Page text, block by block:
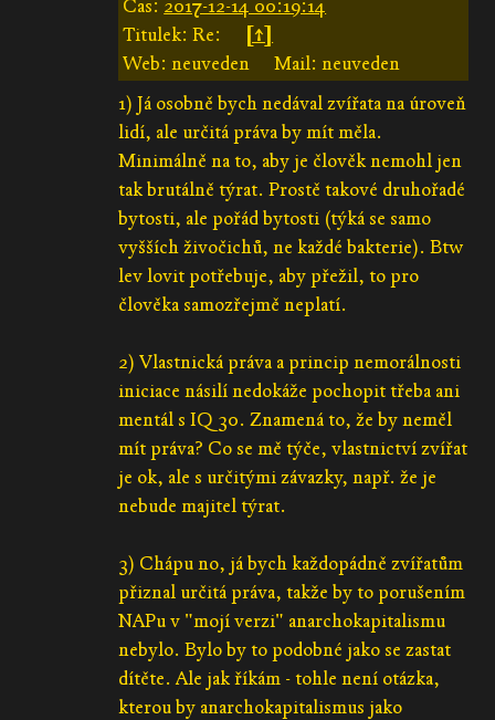
Čas: 2017-12-14 00:19:14
Titulek: Re:
[↑]
Web: neuveden
Mail: neuveden
1) Já osobně bych nedával zvířata na úroveň
lidí, ale určitá práva by mít měla.
Minimálně na to, aby je člověk nemohl jen
tak brutálně týrat. Prostě takové druhořadé
bytosti, ale pořád bytosti (týká se samo
vyšších živočichů, ne každé bakterie). Btw
lev lovit potřebuje, aby přežil, to pro
člověka samozřejmě neplatí.
2) Vlastnická práva a princip nemorálnosti
iniciace násilí nedokáže pochopit třeba ani
mentál s IQ 30. Znamená to, že by neměl
mít práva? Co se mě týče, vlastnictví zvířat
je ok, ale s určitými závazky, např. že je
nebude majitel týrat.
3) Chápu no, já bych každopádně zvířatům
přiznal určitá práva, takže by to porušením
NAPu v "mojí verzi" anarchokapitalismu
nebylo. Bylo by to podobné jako se zastat
dítěte. Ale jak říkám - tohle není otázka,
kterou by anarchokapitalismus jako